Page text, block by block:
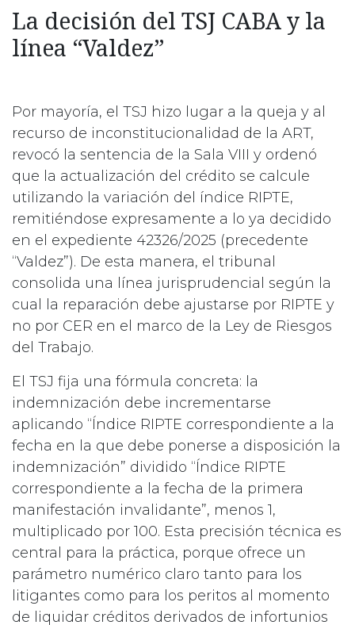
La decisión del TSJ CABA y la
línea “Valdez”
Por mayoría, el TSJ hizo lugar a la queja y al
recurso de inconstitucionalidad de la ART,
revocó la sentencia de la Sala VIII y ordenó
que la actualización del crédito se calcule
utilizando la variación del índice RIPTE,
remitiéndose expresamente a lo ya decidido
en el expediente 42326/2025 (precedente
“Valdez”). De esta manera, el tribunal
consolida una línea jurisprudencial según la
cual la reparación debe ajustarse por RIPTE y
no por CER en el marco de la Ley de Riesgos
del Trabajo.
El TSJ fija una fórmula concreta: la
indemnización debe incrementarse
aplicando “Índice RIPTE correspondiente a la
fecha en la que debe ponerse a disposición la
indemnización” dividido “Índice RIPTE
correspondiente a la fecha de la primera
manifestación invalidante”, menos 1,
multiplicado por 100. Esta precisión técnica es
central para la práctica, porque ofrece un
parámetro numérico claro tanto para los
litigantes como para los peritos al momento
de liquidar créditos derivados de infortunios